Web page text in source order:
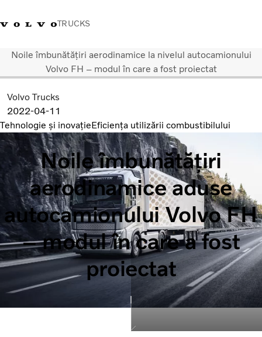
TRUCKS
+40 21 202 96 30Merchandise Volvo TrucksConectareTrucks PortalRomânia
Soluții de transport
Camioane
Servicii
Dealer locator
News
Despre noi
Contactați-ne
Noile îmbunătățiri aerodinamice la nivelul autocamionului
Volvo FH – modul în care a fost proiectat
Volvo Trucks
2022-04-11
Tehnologie și inovațieEficiența utilizării combustibilului
Noile îmbunătățiri
aerodinamice aduse
autocamionului Volvo FH
– modul în care a fost
proiectat